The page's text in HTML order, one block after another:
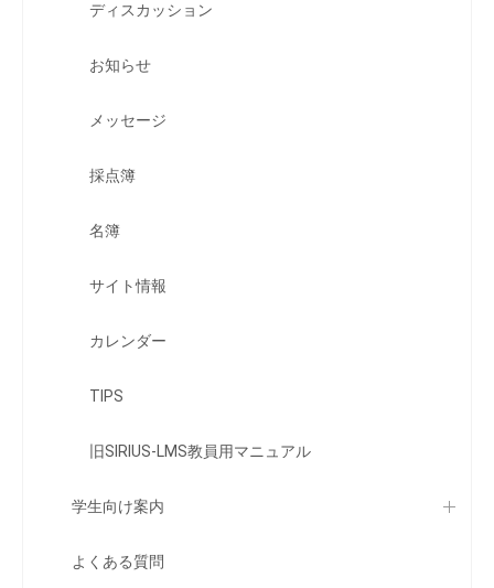
ディスカッション
お知らせ
メッセージ
採点簿
名簿
サイト情報
カレンダー
TIPS
旧SIRIUS-LMS教員用マニュアル
学生向け案内
よくある質問